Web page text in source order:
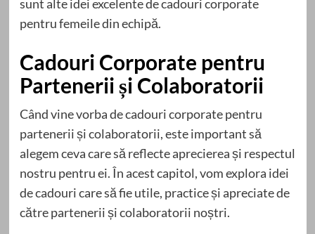
sunt alte idei excelente de cadouri corporate
pentru femeile din echipă.
Cadouri Corporate pentru
Partenerii și Colaboratorii
Când vine vorba de cadouri corporate pentru
partenerii și colaboratorii, este important să
alegem ceva care să reflecte aprecierea și respectul
nostru pentru ei. În acest capitol, vom explora idei
de cadouri care să fie utile, practice și apreciate de
către partenerii și colaboratorii noștri.